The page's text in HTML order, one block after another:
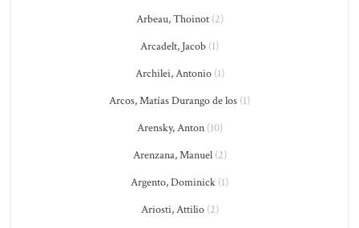
Arbeau, Thoinot(2)
Arcadelt, Jacob (1)
Archilei, Antonio(1)
Arcos, Matías Durango de los (1)
Arensky, Anton(10)
Arenzana, Manuel(2)
Argento, Dominick (1)
Ariosti, Attilio(2)